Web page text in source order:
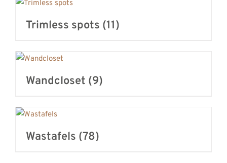
Trimless spots (11)
Wandcloset (9)
Wastafels (78)